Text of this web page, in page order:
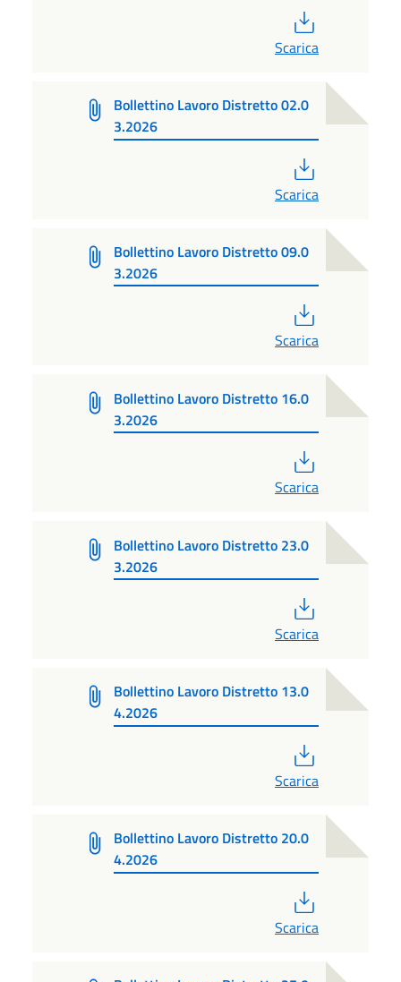
Scarica
Bollettino Lavoro Distretto 02.0
3.2026
Scarica
Bollettino Lavoro Distretto 09.0
3.2026
Scarica
Bollettino Lavoro Distretto 16.0
3.2026
Scarica
Bollettino Lavoro Distretto 23.0
3.2026
Scarica
Bollettino Lavoro Distretto 13.0
4.2026
Scarica
Bollettino Lavoro Distretto 20.0
4.2026
Scarica